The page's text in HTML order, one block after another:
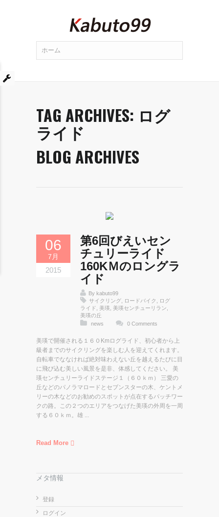
TAG ARCHIVES: ログ
ライド
BLOG ARCHIVES
06
7月
2015
第6回びえいセン
チュリーライド
160KＭのロングラ
イド
By kabuto99
サイクリング
ロードバイク
ログ
ライド
美瑛 美瑛センチューリラン
美瑛の丘
news
0 Comments
美瑛で開催される１６０Kmログライド、初心者から上
級者までのサイクリングを楽しむ人を迎えてくれます。
自転車でななければ絶対味わえない丘を越えるたびに目
に飛び込む美しい風景を是非、体感してください。 美
瑛センチュリーライドステージ１（６０ｋｍ） 三愛の
丘などのパノラマロードとセブンスターの木、ケントメ
リーの木などのお勧めのスポットが点在するパッチワー
クの路。この２つのエリアをつなげた美瑛の外周を一周
する６０ｋｍ。雄 ...
Read More
メタ情報
登録
ログイン